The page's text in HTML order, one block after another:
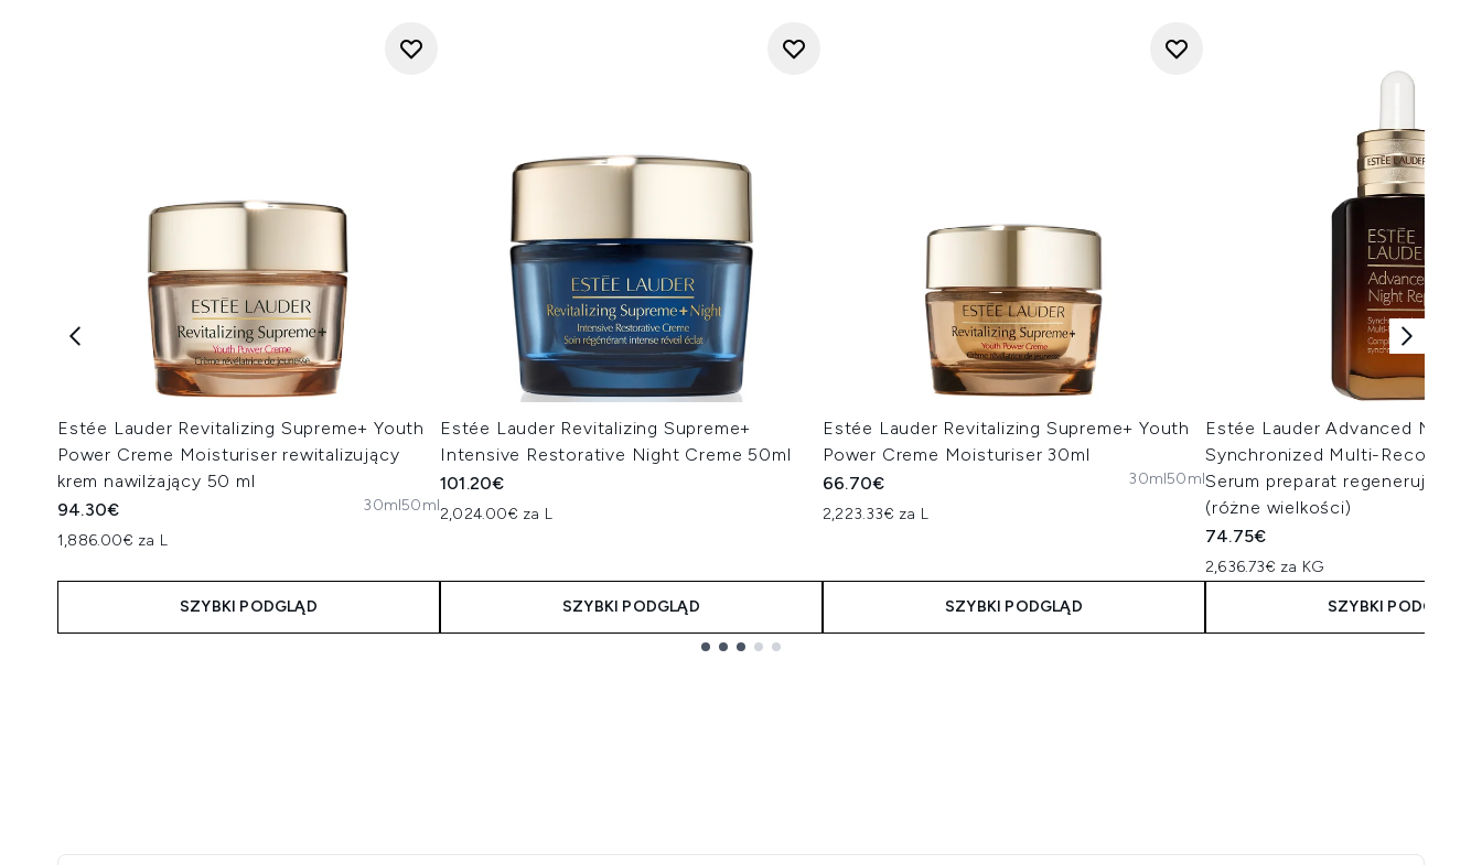
Estée Lauder Revitalizing Supreme+ Youth
Power Creme Moisturiser rewitalizujący
krem nawilżający 50 ml
94.30€
1,886.00€ za L
30ml50ml
SZYBKI PODGLĄD
Estée Lauder Revitalizing Supreme+
Intensive Restorative Night Creme 50ml
101.20€
2,024.00€ za L
SZYBKI PODGLĄD
Estée Lauder Revitalizing Supreme+ Youth
Power Creme Moisturiser 30ml
66.70€
2,223.33€ za L
30ml50ml
SZYBKI PODGLĄD
Estée Lauder Advanced Night
Synchronized Multi-Recovery
Serum preparat regenerująco-
(różne wielkości)
74.75€
2,636.73€ za KG
SZYBKI PODGLĄD